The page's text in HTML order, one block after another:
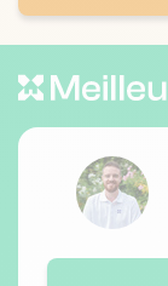
24 bd
Nombre